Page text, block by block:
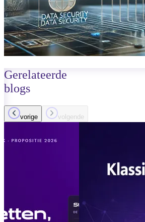
Gerelateerde
blogs
vorige volgende